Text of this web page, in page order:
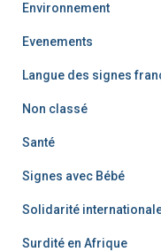
Environnement
Evenements
Langue des signes
Non classé
Santé
Signes avec Bébé
Solidarité
Surdité en Afrique